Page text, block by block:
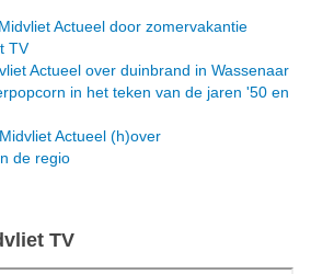
Actueel door zomervakantie
TV
Actueel over duinbrand in Wassenaar
in het teken van de jaren '50 en
Actueel (h)over
de regio
TV